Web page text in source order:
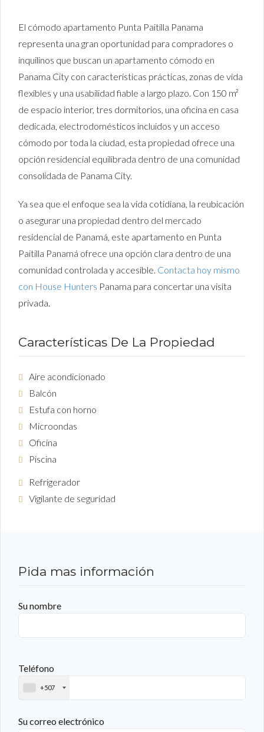
El cómodo apartamento Punta Paitilla Panama
representa una gran oportunidad para compradores o
inquilinos que buscan un apartamento cómodo en
Panama City con características prácticas, zonas de vida
flexibles y una usabilidad fiable a largo plazo. Con 150 m²
de espacio interior, tres dormitorios, una oficina en casa
dedicada, electrodomésticos incluidos y un acceso
cómodo por toda la ciudad, esta propiedad ofrece una
opción residencial equilibrada dentro de una comunidad
consolidada de Panama City.
Ya sea que el enfoque sea la vida cotidiana, la reubicación
o asegurar una propiedad dentro del mercado
residencial de Panamá, este apartamento en Punta
Paitilla Panamá ofrece una opción clara dentro de una
comunidad controlada y accesible. Contacta hoy mismo
con House Hunters Panama para concertar una visita
privada.
Características De La Propiedad
Aire acondicionado
Balcón
Estufa con horno
Microondas
Oficina
Piscina
Refrigerador
Vigilante de seguridad
Pida mas información
Su nombre
Teléfono
+507
Su correo electrónico